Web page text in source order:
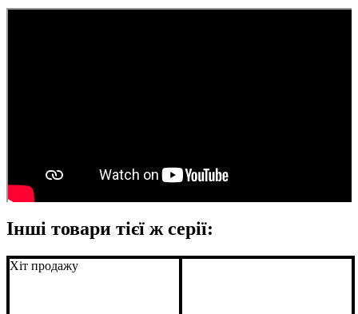
Інші товари тієї ж серії:
Хіт продажу